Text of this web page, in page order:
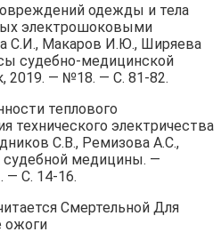
одежды и тела
электрошоковыми
С.И., Макаров И.Ю., Ширяева
судебно-медицинской
2019. — №18. — С. 81-82.
теплового
технического электричества
С.В., Ремизова А.С.,
медицины. —
— С. 14-16.